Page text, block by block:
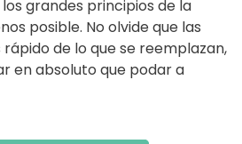
grandes principios de la
posible. No olvide que las
de lo que se reemplazan,
en absoluto que podar a